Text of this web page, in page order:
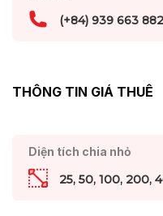
(+84) 939 663 882
THÔNG TIN GIÁ THUÊ
Diện tích chia nhỏ
25, 50, 100, 200,